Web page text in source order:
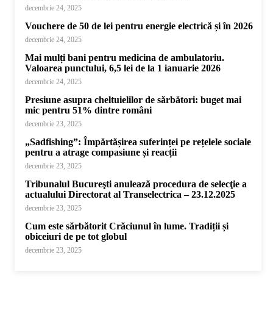
decembrie 24, 2025
Vouchere de 50 de lei pentru energie electrică și în 2026
decembrie 24, 2025
Mai mulți bani pentru medicina de ambulatoriu.
Valoarea punctului, 6,5 lei de la 1 ianuarie 2026
decembrie 24, 2025
Presiune asupra cheltuielilor de sărbători: buget mai
mic pentru 51% dintre români
decembrie 23, 2025
„Sadfishing”: Împărtășirea suferinței pe rețelele sociale
pentru a atrage compasiune și reacții
decembrie 23, 2025
Tribunalul Bucureşti anulează procedura de selecţie a
actualului Directorat al Transelectrica – 23.12.2025
decembrie 23, 2025
Cum este sărbătorit Crăciunul în lume. Tradiții și
obiceiuri de pe tot globul
decembrie 23, 2025